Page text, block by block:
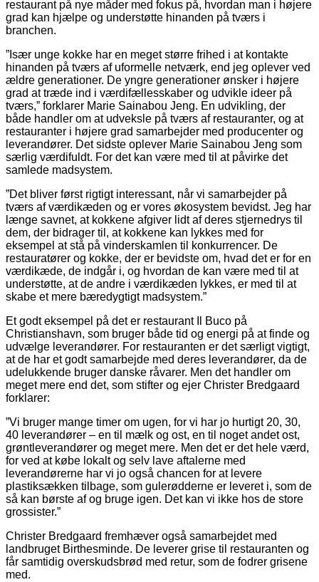
restaurant på nye måder med fokus på, hvordan man i højere
grad kan hjælpe og understøtte hinanden på tværs i
branchen.
”Især unge kokke har en meget større frihed i at kontakte
hinanden på tværs af uformelle netværk, end jeg oplever ved
ældre generationer. De yngre generationer ønsker i højere
grad at træde ind i værdifællesskaber og udvikle ideer på
tværs,” forklarer Marie Sainabou Jeng. En udvikling, der
både handler om at udveksle på tværs af restauranter, og at
restauranter i højere grad samarbejder med producenter og
leverandører. Det sidste oplever Marie Sainabou Jeng som
særlig værdifuldt. For det kan være med til at påvirke det
samlede madsystem.
”Det bliver først rigtigt interessant, når vi samarbejder på
tværs af værdikæden og er vores økosystem bevidst. Jeg har
længe savnet, at kokkene afgiver lidt af deres stjernedrys til
dem, der bidrager til, at kokkene kan lykkes med for
eksempel at stå på vinderskamlen til konkurrencer. De
restauratører og kokke, der er bevidste om, hvad det er for en
værdikæde, de indgår i, og hvordan de kan være med til at
understøtte, at de andre i værdikæden lykkes, er med til at
skabe et mere bæredygtigt madsystem.”
Et godt eksempel på det er restaurant Il Buco på
Christianshavn, som bruger både tid og energi på at finde og
udvælge leverandører. For restauranten er det særligt vigtigt,
at de har et godt samarbejde med deres leverandører, da de
udelukkende bruger danske råvarer. Men det handler om
meget mere end det, som stifter og ejer Christer Bredgaard
forklarer:
”Vi bruger mange timer om ugen, for vi har jo hurtigt 20, 30,
40 leverandører – en til mælk og ost, en til noget andet ost,
grøntleverandører og meget mere. Men det er det hele værd,
for ved at købe lokalt og selv lave aftalerne med
leverandørerne har vi jo også chancen for at levere
plastiksækken tilbage, som gulerødderne er leveret i, som de
så kan børste af og bruge igen. Det kan vi ikke hos de store
grossister.”
Christer Bredgaard fremhæver også samarbejdet med
landbruget Birthesminde. De leverer grise til restauranten og
får samtidig overskudsbrød med retur, som de fodrer grisene
med.